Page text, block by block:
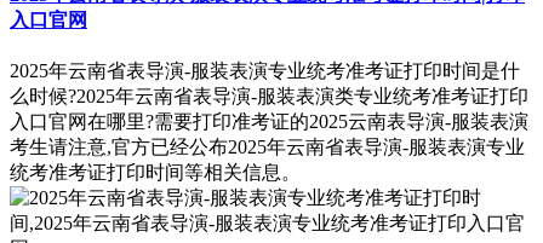
入口官网
2025年云南省表导演-服装表演专业统考准考证打印时间是什
么时候?2025年云南省表导演-服装表演类专业统考准考证打印
入口官网在哪里?需要打印准考证的2025云南表导演-服装表演
考生请注意,官方已经公布2025年云南省表导演-服装表演专业
统考准考证打印时间等相关信息。